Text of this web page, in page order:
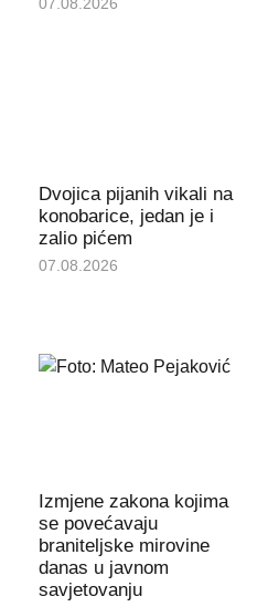
Dvojica pijanih vikali na
konobarice, jedan je i
zalio pićem
07.08.2026
Izmjene zakona kojima
se povećavaju
braniteljske mirovine
danas u javnom
savjetovanju